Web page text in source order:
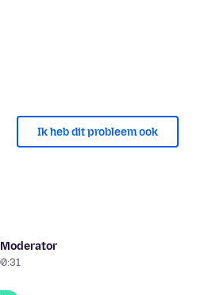
Ik heb dit probleem ook
Moderator